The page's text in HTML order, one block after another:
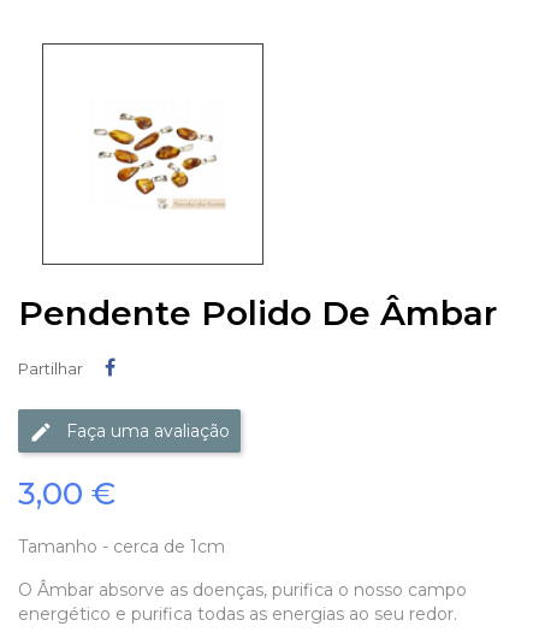
Pendente Polido De Âmbar
Partilhar
Faça uma avaliação
3,00 €
Tamanho - cerca de 1cm
O Âmbar absorve as doenças, purifica o nosso campo
energético e purifica todas as energias ao seu redor.